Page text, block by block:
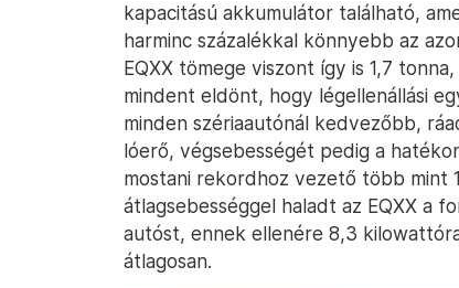
kapacitású akkumulátor található,
harminc százalékkal könnyebb az
EQXX tömege viszont így is 1,7
mindent eldönt, hogy légellenállási
minden szériaautónál kedvezőbb,
lóerő, végsebességét pedig a
mostani rekordhoz vezető több mint
átlagsebességgel haladt az EQXX a
autóst, ennek ellenére 8,3
átlagosan.